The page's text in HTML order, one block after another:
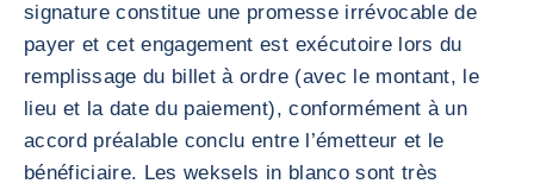
signature constitue une promesse irrévocable de
payer et cet engagement est exécutoire lors du
remplissage du billet à ordre (avec le montant, le
lieu et la date du paiement), conformément à un
accord préalable conclu entre l’émetteur et le
bénéficiaire. Les weksels in blanco sont très